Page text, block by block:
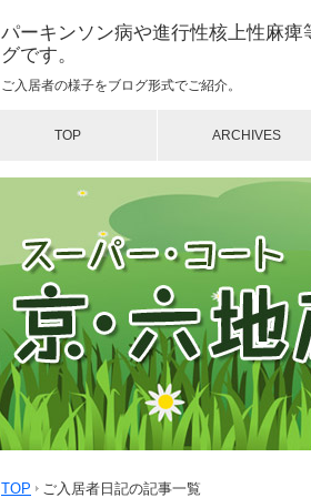
パーキンソン病や進行性核上性麻
グです。
ご入居者の様子をブログ形式でご紹介。
TOP ARCHIVES
TOP ご入居者日記の記事一覧